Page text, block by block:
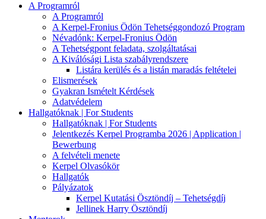
A Programról
A Programról
A Kerpel-Fronius Ödön Tehetséggondozó Program
Névadónk: Kerpel-Fronius Ödön
A Tehetségpont feladata, szolgáltatásai
A Kiválósági Lista szabályrendszere
Listára kerülés és a listán maradás feltételei
Elismerések
Gyakran Ismételt Kérdések
Adatvédelem
Hallgatóknak | For Students
Hallgatóknak | For Students
Jelentkezés Kerpel Programba 2026 | Application |
Bewerbung
A felvételi menete
Kerpel Olvasókör
Hallgatók
Pályázatok
Kerpel Kutatási Ösztöndíj – Tehetségdíj
Jellinek Harry Ösztöndíj